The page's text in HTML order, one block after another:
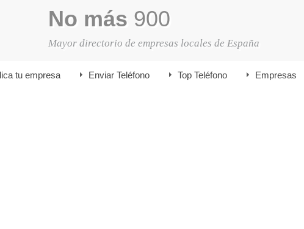
No más 900
Mayor directorio de empresas locales de España
tu empresa Enviar Teléfono Top Teléfono Empresas